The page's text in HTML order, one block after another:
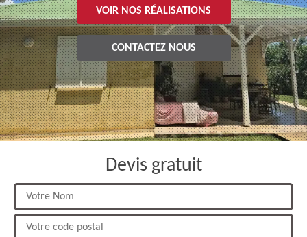
VOIR NOS RÉALISATIONS
CONTACTEZ NOUS
Devis gratuit